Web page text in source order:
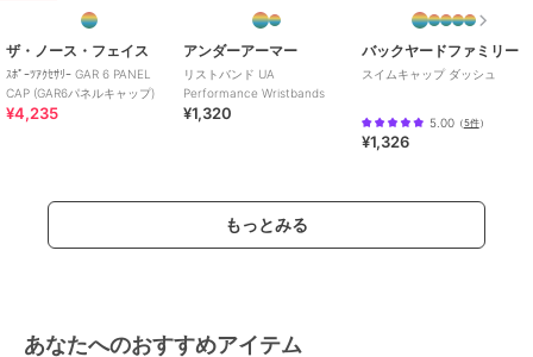
ザ・ノース・フェイス
ｽﾎﾟｰﾂｱｸｾｻﾘｰ GAR 6 PANEL
CAP (GAR6パネルキャップ)
¥4,235
アンダーアーマー
リストバンド UA
Performance Wristbands
¥1,320
バックヤードファミリー
スイムキャップ ダッシュ
5.00（5件）
¥1,326
もっとみる
あなたへのおすすめアイテム